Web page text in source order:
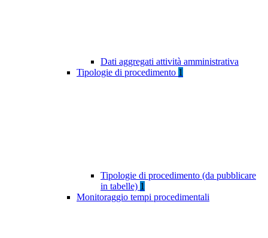
Dati aggregati attività amministrativa
Tipologie di procedimento 1
Tipologie di procedimento (da pubblicare
in tabelle) 1
Monitoraggio tempi procedimentali